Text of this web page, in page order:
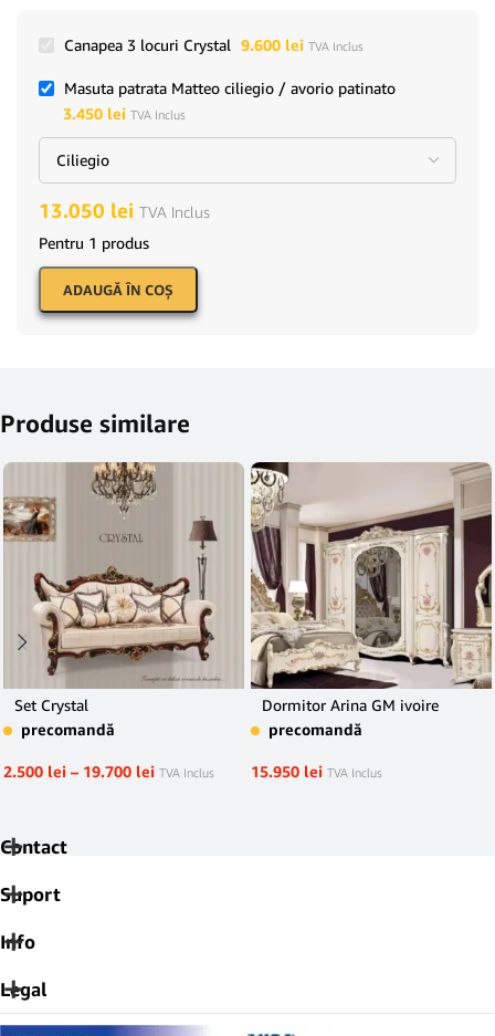
Canapea 3 locuri Crystal 9.600 lei TVA Inclus
Masuta patrata Matteo ciliegio / avorio patinato
3.450 lei TVA Inclus
13.050 lei TVA Inclus
Pentru 1 produs
ADAUGĂ ÎN COŞ
Produse similare
Set Crystal
precomandă
2.500 lei – 19.700 lei TVA Inclus
Dormitor Arina GM ivoire
precomandă
15.950 lei TVA Inclus
Contact
Suport
Info
Legal